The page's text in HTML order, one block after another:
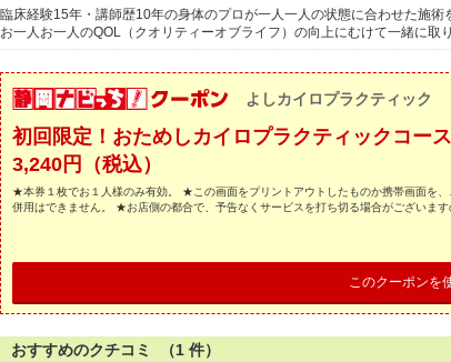
臨床経験15年・講師歴10年の身体のプロが一人一人の状態に合わせた施
お一人お一人のQOL（クオリティーオブライフ）の向上にむけて一緒に取
よしカイロプラクティック
初回限定！おためしカイロプラクティックコース
3,240円（税込）
★本券１枚でお１人様のみ有効。 ★この画面をプリントアウトしたものか携帯画面を
併用はできません。 ★お店側の都合で、予告なくサービスを打ち切る場合がございます
このクーポンを
おすすめのクチコミ （1 件）